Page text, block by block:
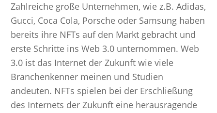
Zahlreiche große Unternehmen, wie z.B. Adidas,
Gucci, Coca Cola, Porsche oder Samsung haben
bereits ihre NFTs auf den Markt gebracht und
erste Schritte ins Web 3.0 unternommen. Web
3.0 ist das Internet der Zukunft wie viele
Branchenkenner meinen und Studien
andeuten. NFTs spielen bei der Erschließung
des Internets der Zukunft eine herausragende